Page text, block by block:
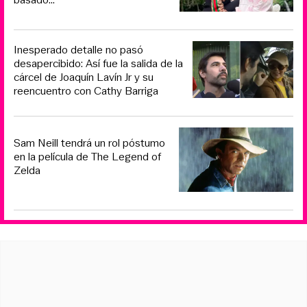
Inesperado detalle no pasó
desapercibido: Así fue la salida de la
cárcel de Joaquín Lavín Jr y su
reencuentro con Cathy Barriga
Sam Neill tendrá un rol póstumo
en la película de The Legend of
Zelda